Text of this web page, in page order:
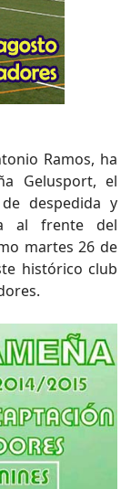
Ramos, ha
Gelusport, el
despedida y
al frente del
martes 26 de
histórico club